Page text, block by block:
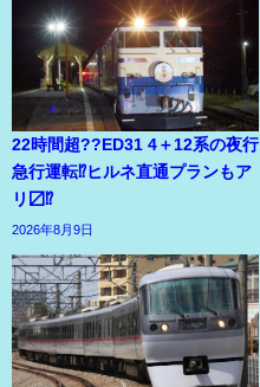
22時間超??ED31 4＋12系の夜行
急行運転⁉ヒルネ直通プランもア
リ〼⁉
2026年8月9日